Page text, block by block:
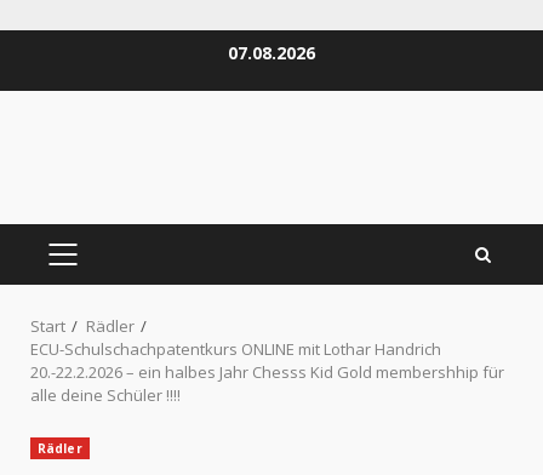
07.08.2026
PRIMÄRES
Start
Rädler
ECU-Schulschachpatentkurs ONLINE mit Lothar Handrich
20.-22.2.2026 – ein halbes Jahr Chesss Kid Gold membershhip für
alle deine Schüler !!!!
Rädler